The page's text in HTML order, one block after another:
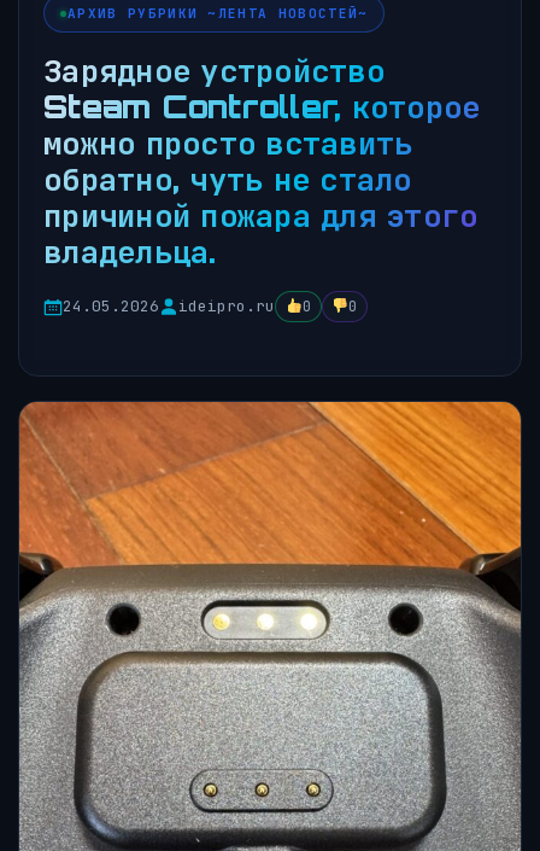
АРХИВ РУБРИКИ ~ЛЕНТА НОВОСТЕЙ~
Зарядное устройство
Steam Controller, которое
можно просто вставить
обратно, чуть не стало
причиной пожара для этого
владельца.
24.05.2026 ideipro.ru 0 0